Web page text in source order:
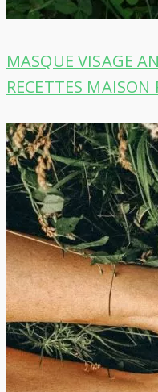
MASQUE VISAGE
RECETTES